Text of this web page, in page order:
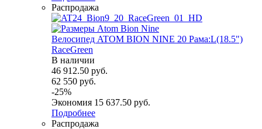
Распродажа
Велосипед ATOM BION NINE 20 Рама:L(18.5")
RaceGreen
В наличии
46 912.50 руб.
62 550 руб.
-25%
Экономия 15 637.50 руб.
Подробнее
Распродажа